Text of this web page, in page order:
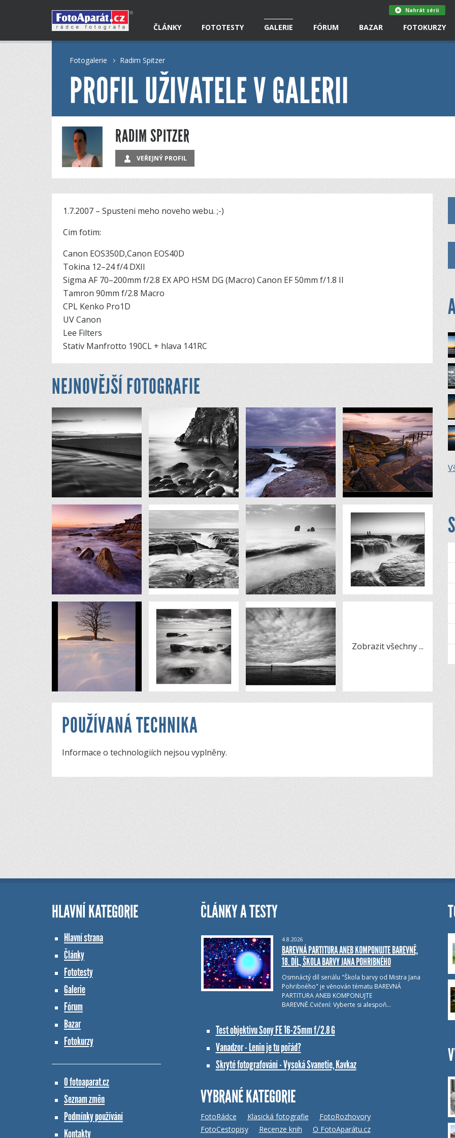
ČLÁNKY FOTOTESTY GALERIE FÓRUM BAZAR FOTOKURZY
Nahrát sérii
Fotogalerie Radim Spitzer
PROFIL UŽIVATELE V GALERII
RADIM SPITZER
VEŘEJNÝ PROFIL
1.7.2007 – Spusteni meho noveho webu. ;-)
Cim fotim:
Canon EOS350D,Canon EOS40D
Tokina 12–24 f/4 DXII
Sigma AF 70–200mm f/2.8 EX APO HSM DG (Macro) Canon EF 50mm f/1.8 II
Tamron 90mm f/2.8 Macro
CPL Kenko Pro1D
UV Canon
Lee Filters
Stativ Manfrotto 190CL + hlava 141RC
NEJNOVĚJŠÍ FOTOGRAFIE
Zobrazit všechny...
POUŽÍVANÁ TECHNIKA
Informace o technologiích nejsou vyplněny.
HLAVNÍ KATEGORIE
Hlavní strana
Články
Fototesty
Galerie
Fórum
Bazar
Fotokurzy
O fotoaparat.cz
Seznam změn
Podmínky používání
Kontakty
ČLÁNKY A TESTY
4.8.2026
BAREVNÁ PARTITURA ANEB KOMPONUJTE BAREVNĚ,
18. DÍL, ŠKOLA BARVY JANA POHRIBNÉHO
Osmnáctý díl seriálu "Škola barvy od Mistra Jana
Pohribného" je věnován tématu BAREVNÁ
PARTITURA ANEB KOMPONUJTE
BAREVNĚ.Cvičení: Vyberte si alespoň…
Test objektivu Sony FE 16-25mm f/2.8 G
Vanadzor - Lenin je tu pořád?
Skryté fotografování - Vysoká Svanetie, Kavkaz
VYBRANÉ KATEGORIE
FotoRádce Klasická fotografie
FotoRozhovory
FotoCestopisy
Recenze knih O FotoAparátu.cz